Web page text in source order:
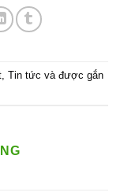
Tin tức và được gắn